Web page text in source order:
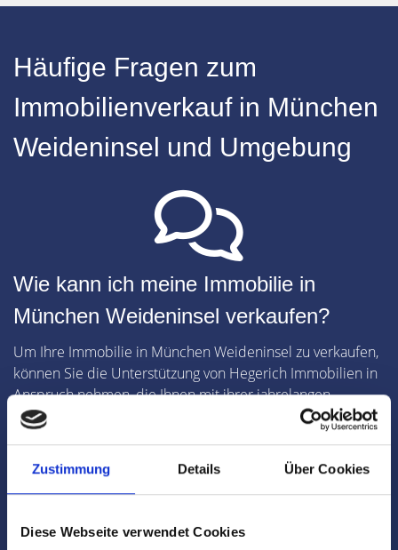
Zustimmung Details Über Cookies
Diese Webseite verwendet Cookies
Häufige Fragen zum
Immobilienverkauf in München
Weideninsel und Umgebung
Wie kann ich meine Immobilie in
München Weideninsel verkaufen?
Um Ihre Immobilie in München Weideninsel zu verkaufen,
können Sie die Unterstützung von Hegerich Immobilien in
Anspruch nehmen, die Ihnen mit ihrer jahrelangen
Erfahrung und lokalen Marktkenntnissen zur Seite stehen.